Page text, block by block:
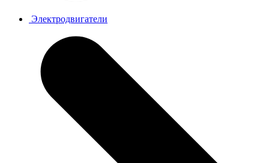
Электродвигатели